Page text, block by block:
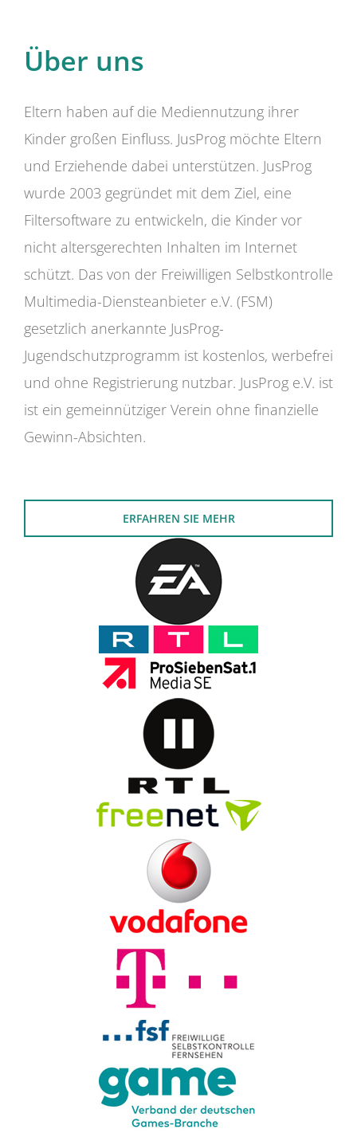
Über uns
Eltern haben auf die Mediennutzung ihrer
Kinder großen Einfluss. JusProg möchte Eltern
und Erziehende dabei unterstützen. JusProg
wurde 2003 gegründet mit dem Ziel, eine
Filtersoftware zu entwickeln, die Kinder vor
nicht altersgerechten Inhalten im Internet
schützt. Das von der Freiwilligen Selbstkontrolle
Multimedia-Diensteanbieter e.V. (FSM)
gesetzlich anerkannte JusProg-
Jugendschutzprogramm ist kostenlos, werbefrei
und ohne Registrierung nutzbar. JusProg e.V. ist
ist ein gemeinnütziger Verein ohne finanzielle
Gewinn-Absichten.
ERFAHREN SIE MEHR